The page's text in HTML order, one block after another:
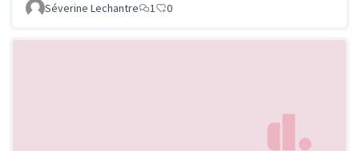
Séverine Lechantre 1 0